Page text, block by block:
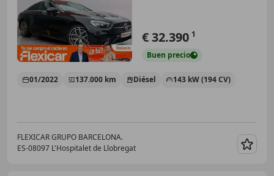
€ 32.390 1
Buen precio
01/2022 137.000 km Diésel 143 kW (194 CV)
FLEXICAR GRUPO BARCELONA.
ES-08097 L'Hospitalet de Llobregat